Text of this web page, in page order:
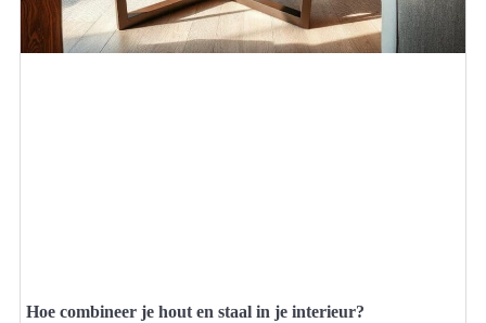
Hoe combineer je hout en staal in je interieur?